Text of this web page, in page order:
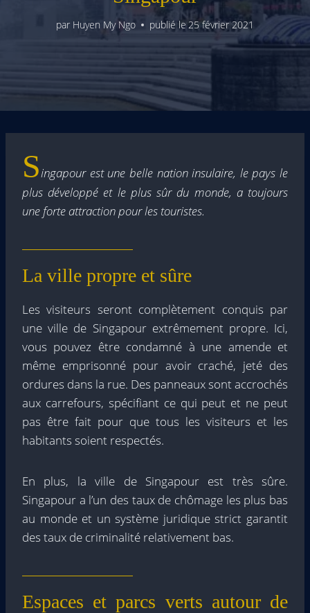
par Huyen My Ngo publié le 25 février 2021
Singapour est une belle nation insulaire, le pays le
plus développé et le plus sûr du monde, a toujours
une forte attraction pour les touristes.
La ville propre et sûre
Les visiteurs seront complètement conquis par
une ville de Singapour extrêmement propre. Ici,
vous pouvez être condamné à une amende et
même emprisonné pour avoir craché, jeté des
ordures dans la rue. Des panneaux sont accrochés
aux carrefours, spécifiant ce qui peut et ne peut
pas être fait pour que tous les visiteurs et les
habitants soient respectés.
En plus, la ville de Singapour est très sûre.
Singapour a l’un des taux de chômage les plus bas
au monde et un système juridique strict garantit
des taux de criminalité relativement bas.
Espaces et parcs verts autour de